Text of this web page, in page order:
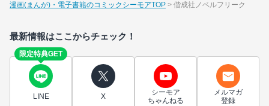
漫画(まんが)・電子書籍のコミックシーモアTOP 偕成社ノベルフリーク
最新情報はここからチェック！
限定特典GET
LINE X
シーモア
ちゃんねる
メルマガ
登録